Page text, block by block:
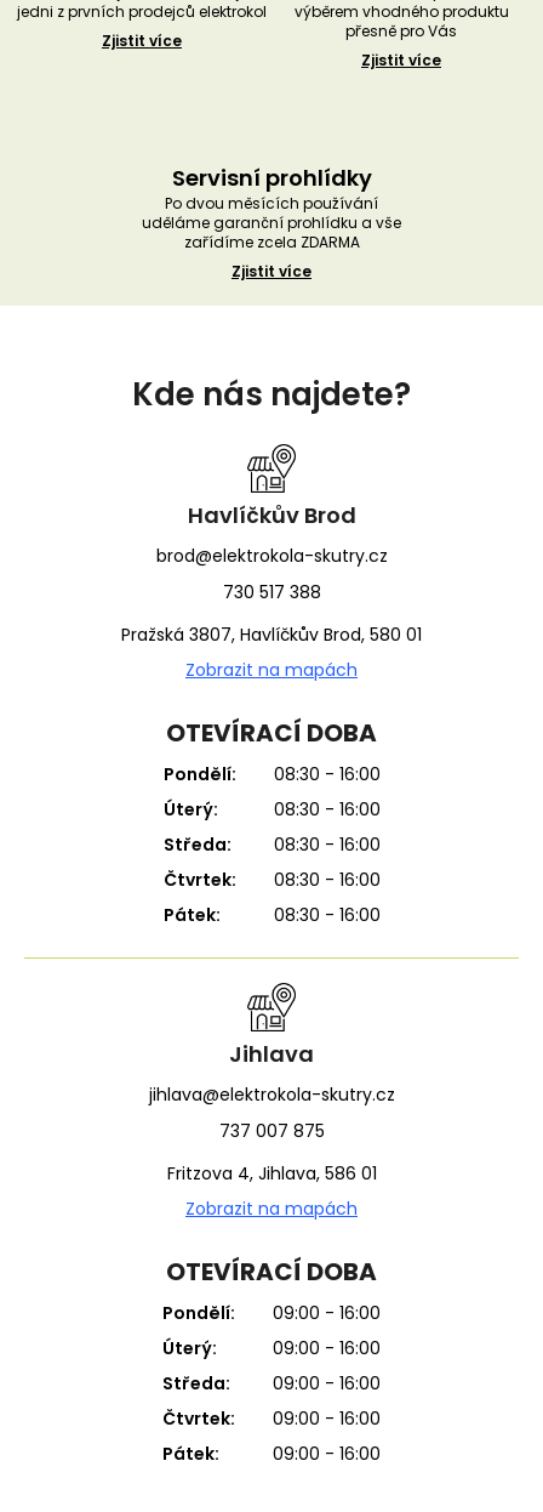
jedni z prvních prodejců elektrokol
Zjistit více
výběrem vhodného produktu
přesně pro Vás
Zjistit více
Servisní prohlídky
Po dvou měsících používání
uděláme garanční prohlídku a vše
zařídíme zcela ZDARMA
Zjistit více
Kde nás najdete?
Havlíčkův Brod
brod@elektrokola-skutry.cz
730 517 388
Pražská 3807, Havlíčkův Brod, 580 01
Zobrazit na mapách
OTEVÍRACÍ DOBA
Pondělí:
08:30 - 16:00
Úterý:
08:30 - 16:00
Středa:
08:30 - 16:00
Čtvrtek:
08:30 - 16:00
Pátek:
08:30 - 16:00
Jihlava
jihlava@elektrokola-skutry.cz
737 007 875
Fritzova 4, Jihlava, 586 01
Zobrazit na mapách
OTEVÍRACÍ DOBA
Pondělí:
09:00 - 16:00
Úterý:
09:00 - 16:00
Středa:
09:00 - 16:00
Čtvrtek:
09:00 - 16:00
Pátek:
09:00 - 16:00